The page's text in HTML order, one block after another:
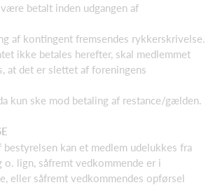
betalt inden udgangen af
af kontingent fremsendes rykkerskrivelse.
ikke betales herefter, skal medlemmet
at det er slettet af foreningens
kun ske mod betaling af restance/gælden.
bestyrelsen kan et medlem udelukkes fra
lign, såfremt vedkommende er i
eller såfremt vedkommendes opførsel